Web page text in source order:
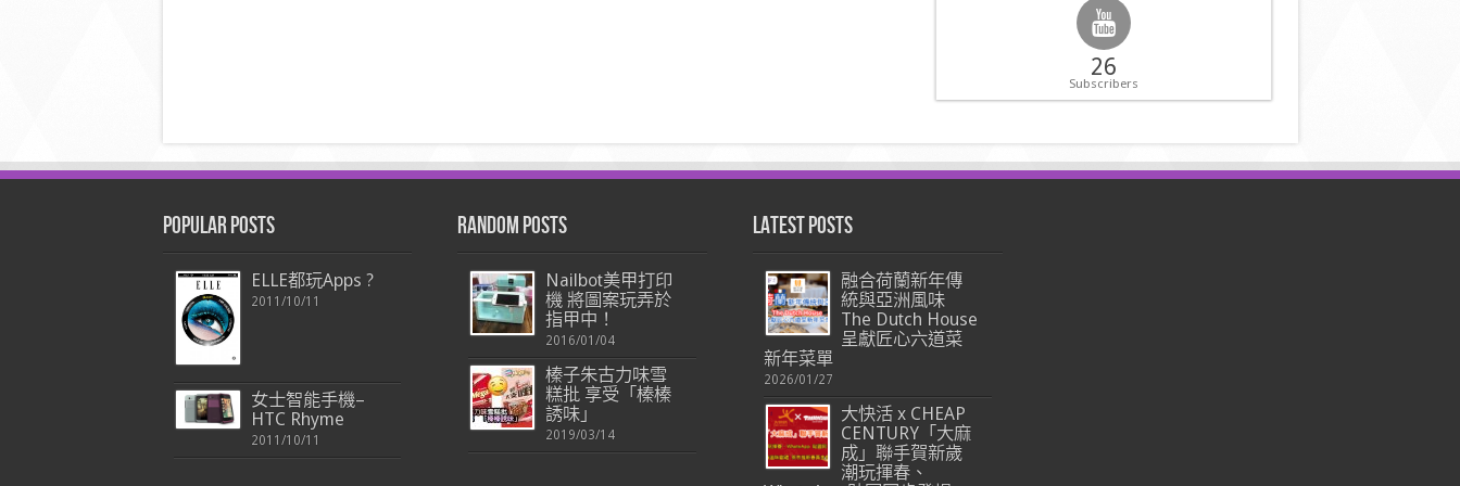
26
Subscribers
Popular Posts
ELLE都玩Apps ?
2011/10/11
女士智能手機–
HTC Rhyme
2011/10/11
Random Posts
Nailbot美甲打印
機 將圖案玩弄於
指甲中！
2016/01/04
榛子朱古力味雪
糕批 享受「榛榛
誘味」
2019/03/14
Latest Posts
融合荷蘭新年傳
統與亞洲風味
The Dutch House
呈獻匠心六道菜
新年菜單
2026/01/27
大快活 x CHEAP
CENTURY「大麻
成」聯手賀新歲
潮玩揮春、